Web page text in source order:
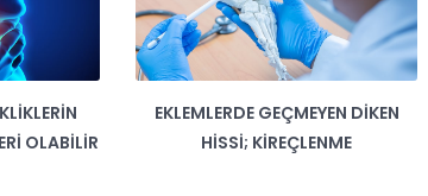
EKLEMLERDE GEÇMEYEN DIKEN
HISSI; KIREÇLENME
ÇOK
BAHARATLI